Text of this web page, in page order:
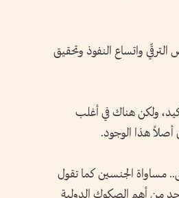
واتساع النفوذ وتحقيق
ولكن هناك في أغلب
هذا الوجود.
مساواة الجنسين كما تقول